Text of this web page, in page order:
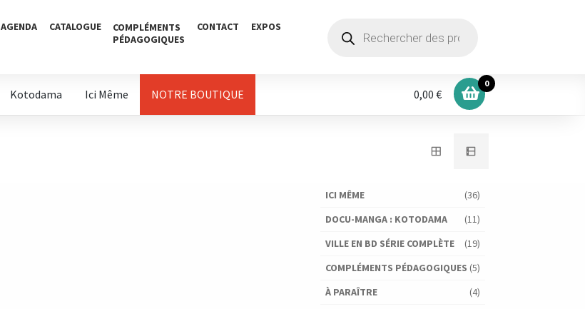
AGENDA CATALOGUE
COMPLÉMENTS
PÉDAGOGIQUES
CONTACT EXPOS
produits
Kotodama Ici Même NOTRE BOUTIQUE 0,00 €
0
ICI MÊME
(36)
DOCU-MANGA : KOTODAMA
(11)
VILLE EN BD SÉRIE COMPLÈTE
(19)
COMPLÉMENTS PÉDAGOGIQUES (5)
À PARAÎTRE
(4)